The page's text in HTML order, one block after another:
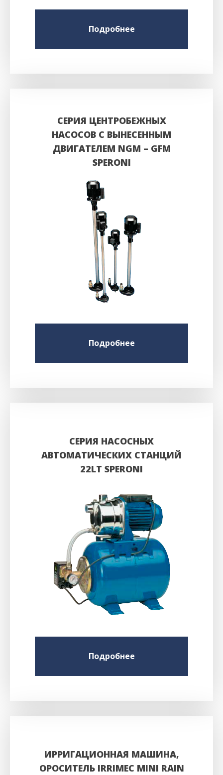
Подробнее
СЕРИЯ ЦЕНТРОБЕЖНЫХ
НАСОСОВ С ВЫНЕСЕННЫМ
ДВИГАТЕЛЕМ NGM – GFM
SPERONI
Подробнее
СЕРИЯ НАСОСНЫХ
АВТОМАТИЧЕСКИХ СТАНЦИЙ
22LT SPERONI
Подробнее
ИРРИГАЦИОННАЯ МАШИНА,
ОРОСИТЕЛЬ IRRIMEC MINI RAIN